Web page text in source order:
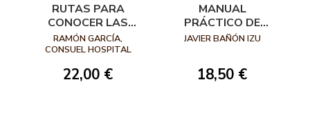
RUTAS PARA
CONOCER LAS
MONTAÑAS DEL
VALLE DE CAMPOO
A PIE Y EN BICI
RAMÓN GARCÍA,
CONSUEL HOSPITAL
22,00 €
MANUAL
PRÁCTICO DE
BIKEPACKING. LA
JAVIER BAÑÓN IZU
18,50 €